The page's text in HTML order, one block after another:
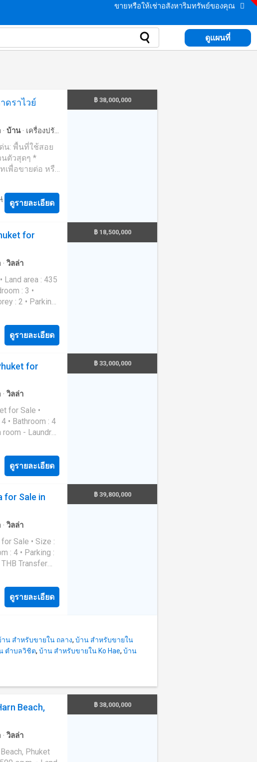
ขายหรือให้เช่าอสังหาริมทรัพย์ของคุณ
ดูแผนที่
ดราไวย์
· บ้าน · เครื่องปรับ
ที่จอดรถ·สวน
น: พื้นที่ใช้สอย
ตัวสุดๆ *
เพื่อขายต่อ หรือ
ดูรายละเอียด
฿ 38,000,000
for
·วิลล่า
Work:
ดูรายละเอียด
฿ 18,500,000
for
·วิลล่า
for Sale •
room - Laundry
light
- Built-in
coffee
THB
d
ดูรายละเอียด
฿ 33,000,000
for Sale in
·วิลล่า
• Size :
d
ดูรายละเอียด
฿ 39,800,000
น สำหรับขายใน ถลาง, บ้าน สำหรับขายใน
ตำบลวิชิต, บ้าน สำหรับขายใน Ko Hae, บ้าน
Beach,
·วิลล่า
Phuket
฿ 38,000,000